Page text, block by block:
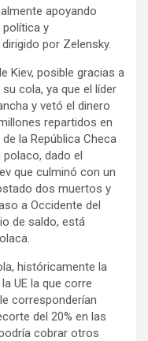
apoyando
y
por Zelensky.
Kiev, posible gracias a
cola, ya que el líder
y vetó el dinero
repartidos en
la República Checa
dado el
que culminó con un
dos muertos y
a Occidente del
de saldo, está
históricamente la
UE la que corre
corresponderían
del 20% en las
cobrar otros